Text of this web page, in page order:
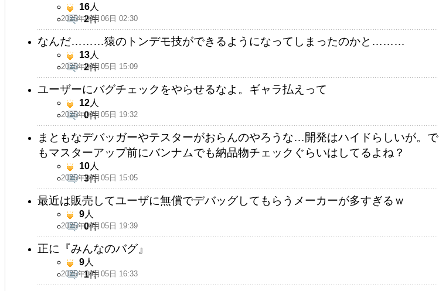
2025年09月06日 02:30
16人
2件
なんだ………猿のトンデモ技ができるようになってしまったのかと………
2025年09月05日 15:09
13人
2件
ユーザーにバグチェックをやらせるなよ。ギャラ払えって
2025年09月05日 19:32
12人
0件
まともなデバッガーやテスターがおらんのやろうな…開発はハイドらしいが。で
もマスターアップ前にバンナムでも納品物チェックぐらいはしてるよね？
2025年09月05日 15:05
10人
3件
最近は販売してユーザに無償でデバッグしてもらうメーカーが多すぎるｗ
2025年09月05日 19:39
9人
0件
正に『みんなのバグ』
2025年09月05日 16:33
9人
1件